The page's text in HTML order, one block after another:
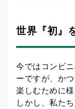
世界『初』
今ではコンビ
ーですが、か
楽しむために
しかし、私た